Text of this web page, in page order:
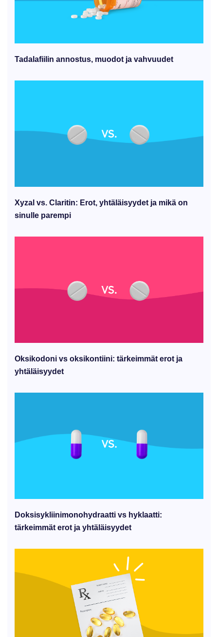
Tadalafiilin annostus, muodot ja vahvuudet
Xyzal vs. Claritin: Erot, yhtäläisyydet ja mikä on
sinulle parempi
Oksikodoni vs oksikontiini: tärkeimmät erot ja
yhtäläisyydet
Doksisykliinimonohydraatti vs hyklaatti:
tärkeimmät erot ja yhtäläisyydet